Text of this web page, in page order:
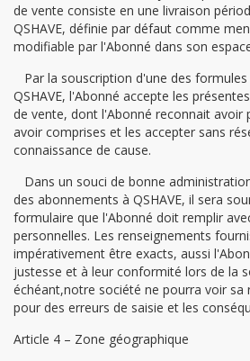
de vente consiste en une livraison
QSHAVE, définie par défaut comme
modifiable par l'Abonné dans son
Par la souscription d'une des
QSHAVE, l'Abonné accepte les
de vente, dont l'Abonné reconnait avoir
avoir comprises et les accepter sans
connaissance de cause.
Dans un souci de bonne
des abonnements à QSHAVE, il sera
formulaire que l'Abonné doit remplir
personnelles. Les renseignements
impérativement être exacts, aussi
justesse et à leur conformité lors de la
échéant,notre société ne pourra voir sa
pour des erreurs de saisie et les
Article 4 – Zone géographique